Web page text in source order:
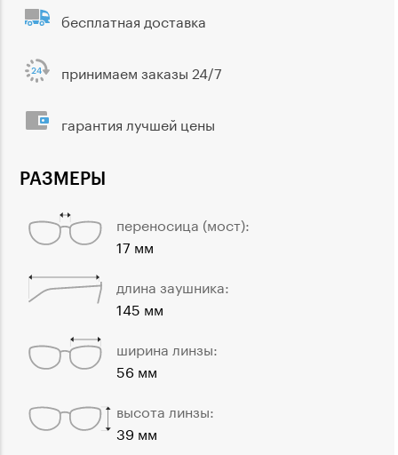
РАЗМЕРЫ
переносица (мост):
17 мм
длина заушника:
145 мм
ширина линзы:
56 мм
высота линзы:
39 мм
бесплатная доставка
принимаем заказы 24/7
гарантия лучшей цены